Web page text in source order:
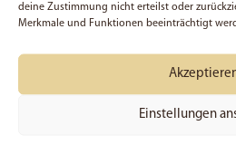
deine Zustimmung nicht erteilst oder
Merkmale und Funktionen beeinträchtigt
Einstellungen
19,99€
Preis:27,79 €(Du sparst 28%) ab